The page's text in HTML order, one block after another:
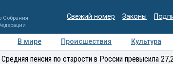
Собрания
Свежий номер Законы
В мире Происшествия Культура
Медиацентр Интервью
пенсия по старости в России превысила